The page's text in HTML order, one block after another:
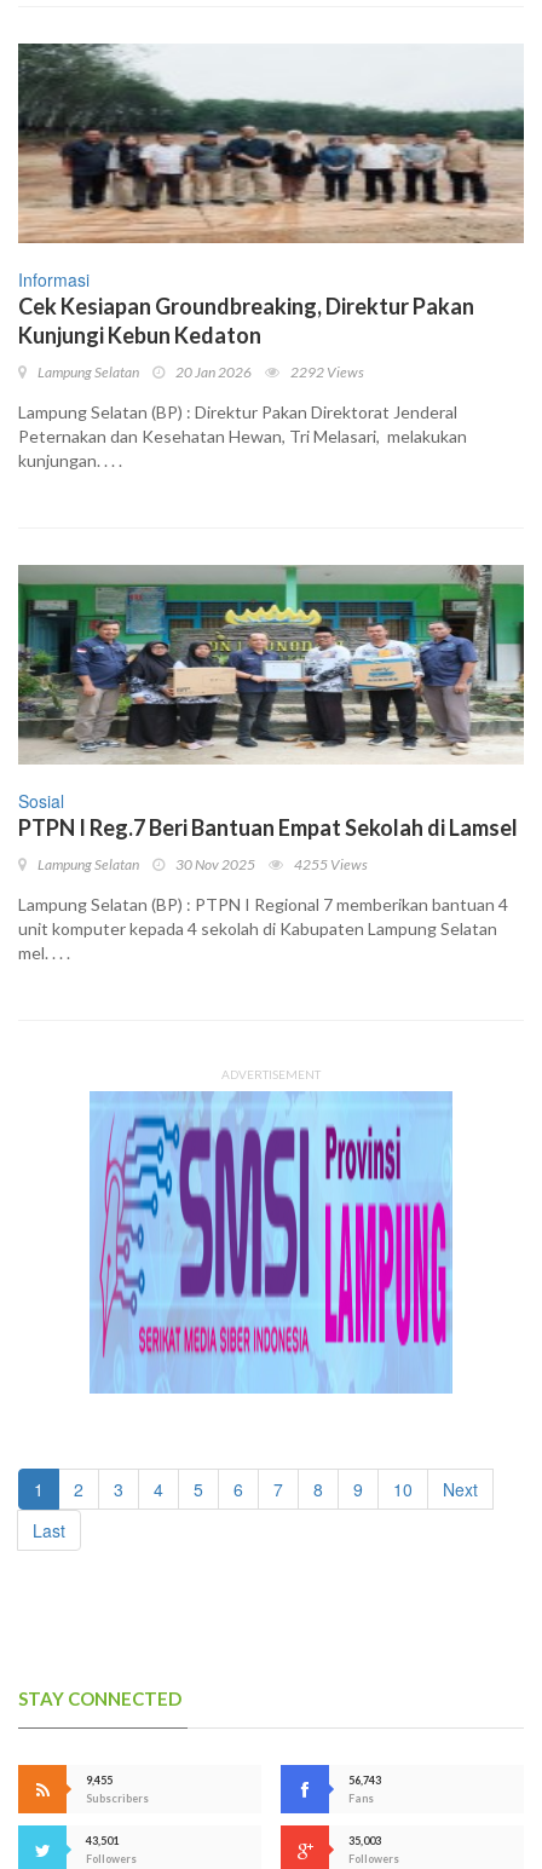
Informasi
Cek Kesiapan Groundbreaking, Direktur Pakan
Kunjungi Kebun Kedaton
Lampung Selatan 20 Jan 2026 2292 Views
Lampung Selatan (BP) : Direktur Pakan Direktorat Jenderal
Peternakan dan Kesehatan Hewan, Tri Melasari, melakukan
kunjungan. . . .
Sosial
PTPN I Reg.7 Beri Bantuan Empat Sekolah di Lamsel
Lampung Selatan 30 Nov 2025 4255 Views
Lampung Selatan (BP) : PTPN I Regional 7 memberikan bantuan 4
unit komputer kepada 4 sekolah di Kabupaten Lampung Selatan
mel. . . .
ADVERTISEMENT
1 2 3 4 5 6 7 8 9 10
Next
Last
STAY CONNECTED
9,455
Subscribers
56,743
Fans
43,501
Followers
35,003
Followers